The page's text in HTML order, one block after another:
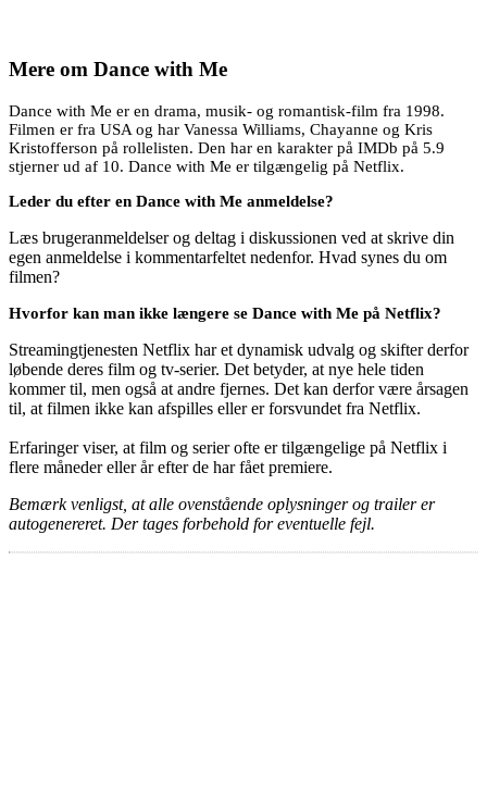
Mere om Dance with Me
Dance with Me er en drama, musik- og romantisk-film fra 1998.
Filmen er fra USA og har Vanessa Williams, Chayanne og Kris
Kristofferson på rollelisten. Den har en karakter på IMDb på 5.9
stjerner ud af 10. Dance with Me er tilgængelig på Netflix.
Leder du efter en Dance with Me anmeldelse?
Læs brugeranmeldelser og deltag i diskussionen ved at skrive din
egen anmeldelse i kommentarfeltet nedenfor. Hvad synes du om
filmen?
Hvorfor kan man ikke længere se Dance with Me på Netflix?
Streamingtjenesten Netflix har et dynamisk udvalg og skifter derfor
løbende deres film og tv-serier. Det betyder, at nye hele tiden
kommer til, men også at andre fjernes. Det kan derfor være årsagen
til, at filmen ikke kan afspilles eller er forsvundet fra Netflix.
Erfaringer viser, at film og serier ofte er tilgængelige på Netflix i
flere måneder eller år efter de har fået premiere.
Bemærk venligst, at alle ovenstående oplysninger og trailer er
autogenereret. Der tages forbehold for eventuelle fejl.